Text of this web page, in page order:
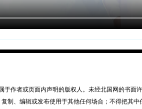
于作者或页面内声明的版权人。未经北国网的书面
制、编辑或发布使用于其他任何场合；不得把其